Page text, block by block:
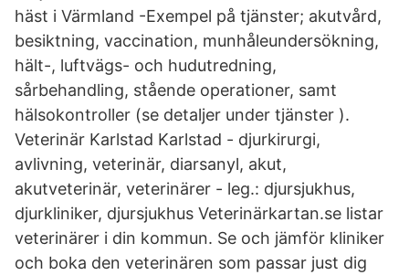
häst i Värmland -Exempel på tjänster; akutvård,
besiktning, vaccination, munhåleundersökning,
hält-, luftvägs- och hudutredning,
sårbehandling, stående operationer, samt
hälsokontroller (se detaljer under tjänster ).
Veterinär Karlstad Karlstad - djurkirurgi,
avlivning, veterinär, diarsanyl, akut,
akutveterinär, veterinärer - leg.: djursjukhus,
djurkliniker, djursjukhus Veterinärkartan.se listar
veterinärer i din kommun. Se och jämför kliniker
och boka den veterinären som passar just dig